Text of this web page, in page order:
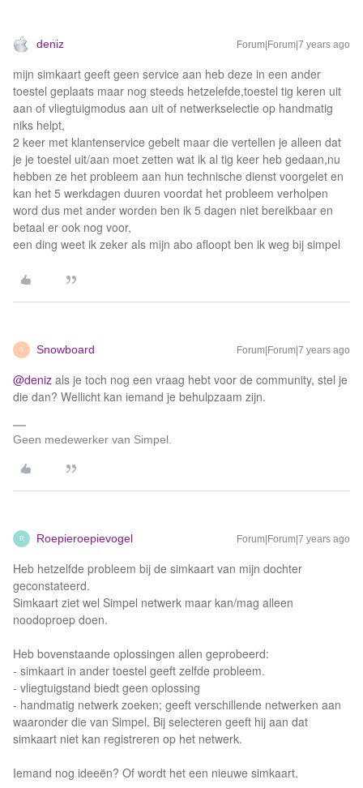
deniz Forum|Forum|7 years ago
mijn simkaart geeft geen service aan heb deze in een ander
toestel geplaats maar nog steeds hetzelefde,toestel tig keren uit
aan of vliegtuigmodus aan uit of netwerkselectie op handmatig
niks helpt,
2 keer met klantenservice gebelt maar die vertellen je alleen dat
je je toestel uit/aan moet zetten wat ik al tig keer heb gedaan,nu
hebben ze het probleem aan hun technische dienst voorgelet en
kan het 5 werkdagen duuren voordat het probleem verholpen
word dus met ander worden ben ik 5 dagen niet bereikbaar en
betaal er ook nog voor,
een ding weet ik zeker als mijn abo afloopt ben ik weg bij simpel
S Snowboard Forum|Forum|7 years ago
@deniz als je toch nog een vraag hebt voor de community, stel je
die dan? Wellicht kan iemand je behulpzaam zijn.
Geen medewerker van Simpel.
R Roepieroepievogel Forum|Forum|7 years ago
Heb hetzelfde probleem bij de simkaart van mijn dochter
geconstateerd.
Simkaart ziet wel Simpel netwerk maar kan/mag alleen
noodoproep doen.
Heb bovenstaande oplossingen allen geprobeerd:
- simkaart in ander toestel geeft zelfde probleem.
- vliegtuigstand biedt geen oplossing
- handmatig netwerk zoeken; geeft verschillende netwerken aan
waaronder die van Simpel. Bij selecteren geeft hij aan dat
simkaart niet kan registreren op het netwerk.
Iemand nog ideeën? Of wordt het een nieuwe simkaart.